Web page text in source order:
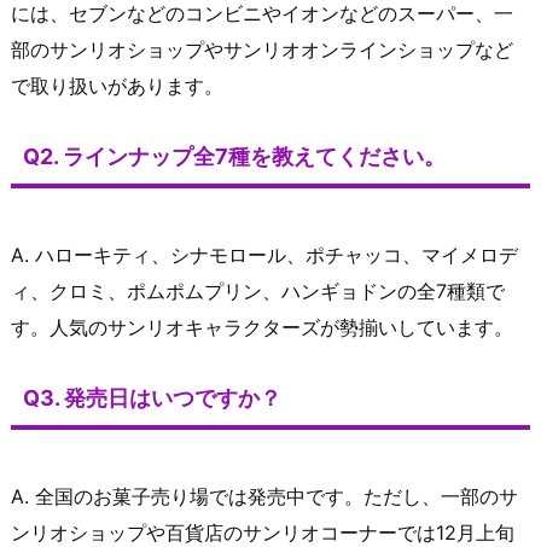
には、セブンなどのコンビニやイオンなどのスーパー、一
部のサンリオショップやサンリオオンラインショップなど
で取り扱いがあります。
Q2. ラインナップ全7種を教えてください。
A. ハローキティ、シナモロール、ポチャッコ、マイメロデ
ィ、クロミ、ポムポムプリン、ハンギョドンの全7種類で
す。人気のサンリオキャラクターズが勢揃いしています。
Q3. 発売日はいつですか？
A. 全国のお菓子売り場では発売中です。ただし、一部のサ
ンリオショップや百貨店のサンリオコーナーでは12月上旬